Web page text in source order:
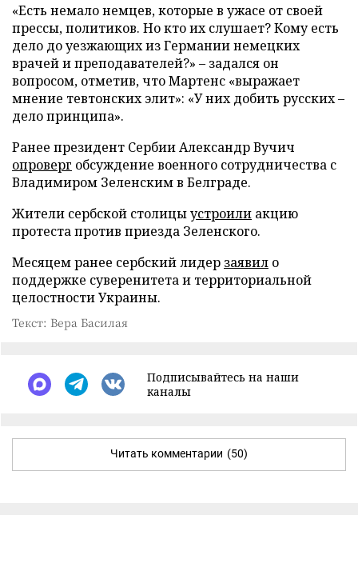
«Есть немало немцев, которые в ужасе от своей
прессы, политиков. Но кто их слушает? Кому есть
дело до уезжающих из Германии немецких
врачей и преподавателей?» – задался он
вопросом, отметив, что Мартенс «выражает
мнение тевтонских элит»: «У них добить русских –
дело принципа».
Ранее президент Сербии Александр Вучич
опроверг обсуждение военного сотрудничества с
Владимиром Зеленским в Белграде.
Жители сербской столицыустроили акцию
протеста против приезда Зеленского.
Месяцем ранее сербский лидер заявил о
поддержке суверенитета и территориальной
целостности Украины.
Текст: Вера Басилая
Подписывайтесь на наши
каналы
Читать комментарии (50)